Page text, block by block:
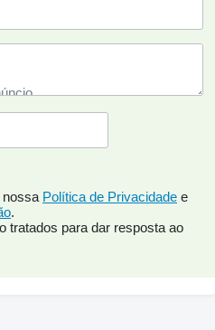
nossa Política de Privacidade e
.
tratados para dar resposta ao